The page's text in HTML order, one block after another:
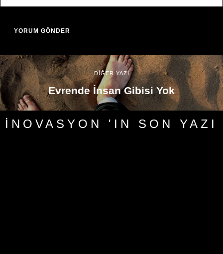
DİĞER YAZI
Evrende İnsan Gibisi Yok
İNOVASYON 'IN SON